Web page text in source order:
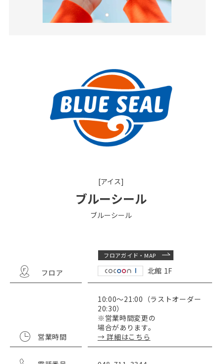
[アイス]
ブルーシール
ブルーシール
フロア
フロアガイド・MAP
北館 1F
営業時間
10:00～21:00（ラストオーダー
20:30）
※営業時間変更の
場合があります。
→ 詳細はこちら